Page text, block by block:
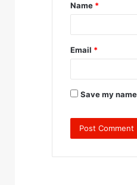
*
Name *
Email *
Save my